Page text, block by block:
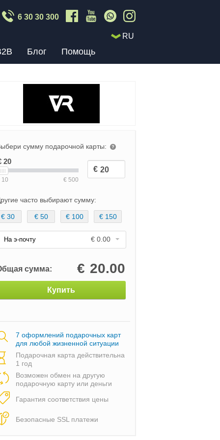
6 30 30 300
RU
Блог Помощь
сумму подарочной карты:
часто выбирают сумму:
€ 30 € 50 € 100 € 150
На э-почту € 0.00
сумма: 20.00
€
Купить
7 оформлений подарочных карт
для любой жизненной ситуации
Подарочная карта действительна
1 год
Возможен обмен на другую
подарочную карту или деньги
Гарантия соответствия цены
Безопасные SSL платежи